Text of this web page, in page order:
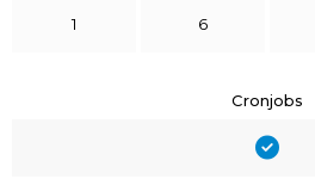
1 6
Cronjobs